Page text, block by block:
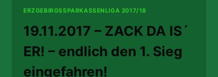
ERZGEBIRGSSPARKASSENLIGA 2017/18
19.11.2017 – ZACK DA IS´
ER! – endlich den 1. Sieg
eingefahren!